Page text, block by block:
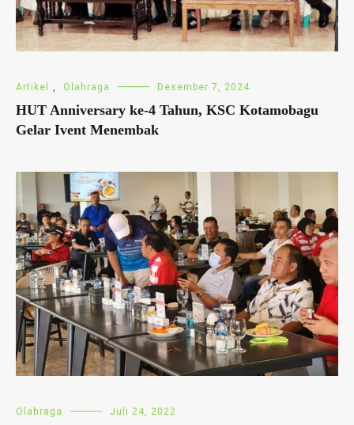
Artikel Olahraga Desember 7, 2024
HUT Anniversary ke-4 Tahun, KSC Kotamobagu
Gelar Ivent Menembak
Olahraga Juli 24, 2022